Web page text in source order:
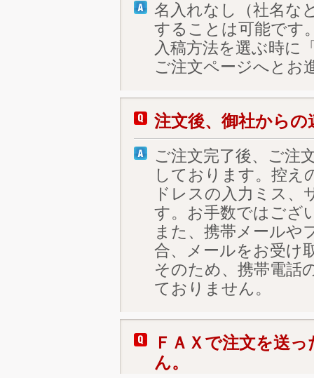
名入れなし（社名な
することは可能です
入稿方法を選ぶ時に
ご注文ページへとお
注文後、御社から
ご注文完了後、ご注
しております。控え
ドレスの入力ミス、
す。お手数ではござ
また、携帯メールや
合、メールをお受け
そのため、携帯電話
ておりません。
ＦＡＸで注文を送
ん。